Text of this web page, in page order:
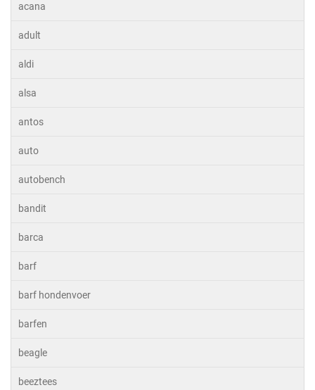
acana
adult
aldi
alsa
antos
auto
autobench
bandit
barca
barf
barf hondenvoer
barfen
beagle
beeztees